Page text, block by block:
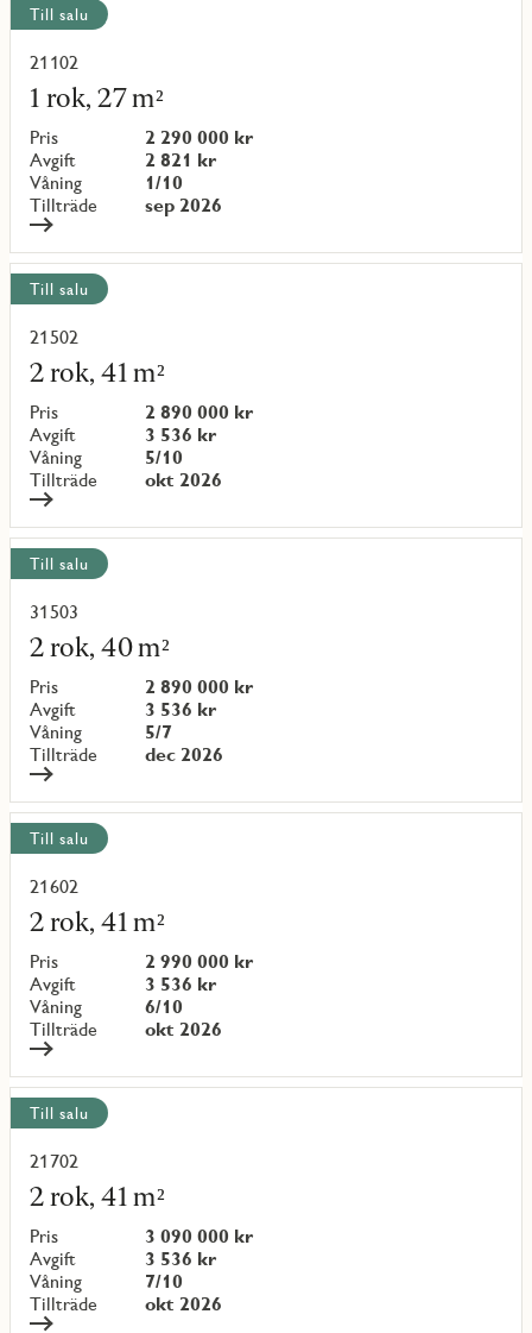
Visa
alla
objekt
Till salu
21102
1 rok, 27 m²
Pris
2 290 000 kr
Avgift
2 821 kr
Våning
1/10
Tillträde
sep 2026
Läs
mer
om
objekt
{objectNumber}
Till salu
21502
2 rok, 41 m²
Pris
2 890 000 kr
Avgift
3 536 kr
Våning
5/10
Tillträde
okt 2026
Läs
mer
om
objekt
{objectNumber}
Till salu
31503
2 rok, 40 m²
Pris
2 890 000 kr
Avgift
3 536 kr
Våning
5/7
Tillträde
dec 2026
Läs
mer
om
objekt
{objectNumber}
Till salu
21602
2 rok, 41 m²
Pris
2 990 000 kr
Avgift
3 536 kr
Våning
6/10
Tillträde
okt 2026
Läs
mer
om
objekt
{objectNumber}
Till salu
21702
2 rok, 41 m²
Pris
3 090 000 kr
Avgift
3 536 kr
Våning
7/10
Tillträde
okt 2026
Läs
mer
om
objekt
{objectNumber}